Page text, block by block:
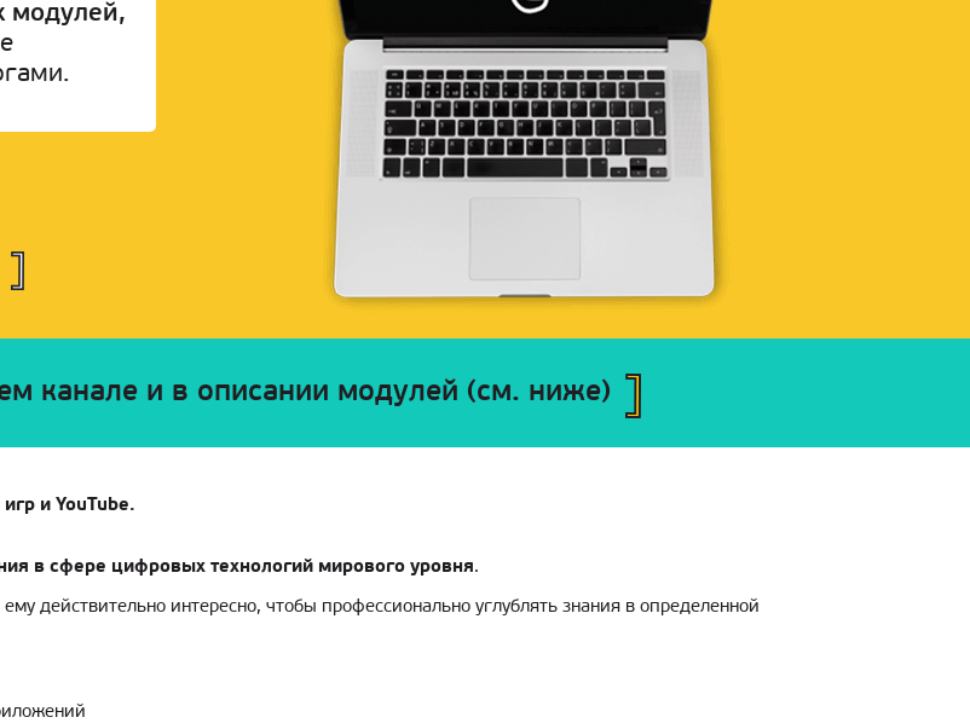
модулей,
канале и в описании модулей (см. ниже)
и YouTube.
в сфере цифровых технологий мирового уровня.
действительно интересно, чтобы профессионально углублять знания в определенной